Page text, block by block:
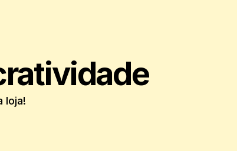
loja!